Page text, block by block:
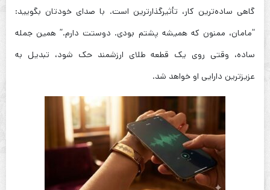
گاهی ساده‌ترین کار، تأثیرگذارترین است. با صدای خودتان بگویید:
“مامان، ممنون که همیشه پشتم بودی. دوستت دارم.” همین جمله
ساده، وقتی روی یک قطعه طلای ارزشمند حک شود، تبدیل به
عزیزترین دارایی او خواهد شد.